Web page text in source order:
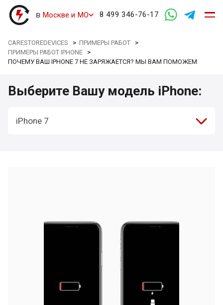
в Москве и МО 8 499 346-76-17
CARESTOREDEVICES >ПРИМЕРЫ РАБОТ >
ПРИМЕРЫ РАБОТ IPHONE >
ПОЧЕМУ ВАШ IPHONE 7 НЕ ЗАРЯЖАЕТСЯ? МЫ ВАМ ПОМОЖЕМ
Выберите Вашу модель iPhone:
iPhone 7